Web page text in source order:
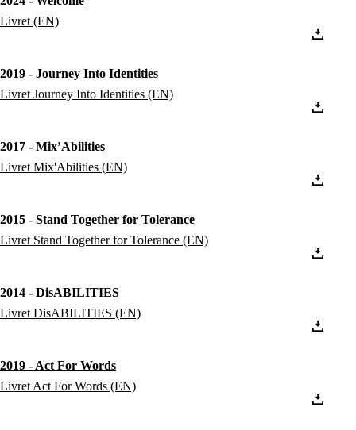
Livret (EN)
2019 - Journey Into Identities
Livret Journey Into Identities (EN)
2017 - Mix’Abilities
Livret Mix'Abilities (EN)
2015 - Stand Together for Tolerance
Livret Stand Together for Tolerance (EN)
2014 - DisABILITIES
Livret DisABILITIES (EN)
2019 - Act For Words
Livret Act For Words (EN)